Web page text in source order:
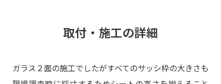
取付・施工の詳細
ガラス２面の施工でしたがすべてのサッシ枠の大きさも